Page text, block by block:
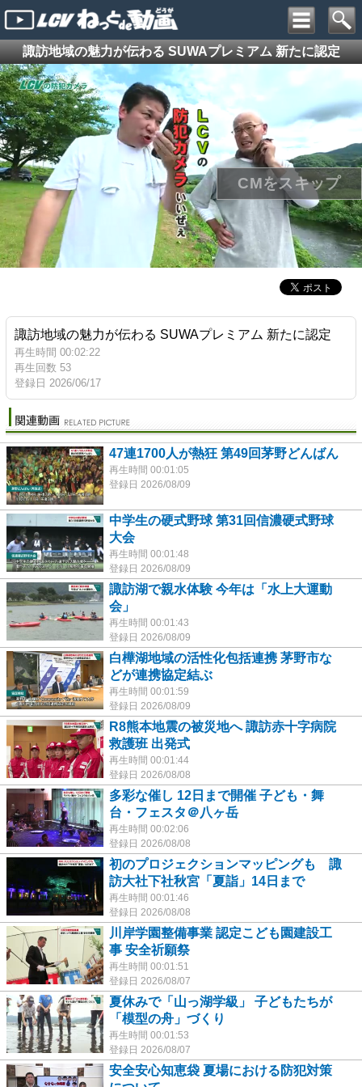
諏訪地域の魅力が伝わる SUWAプレミアム 新たに認定
諏訪地域の魅力が伝わる SUWAプレミアム 新たに認定
再生時間 00:02:22
再生回数 53
登録日 2026/06/17
47連1700人が熱狂 第49回茅野どんばん
再生時間 00:01:05
登録日 2026/08/09
中学生の硬式野球 第31回信濃硬式野球
大会
再生時間 00:01:48
登録日 2026/08/09
諏訪湖で親水体験 今年は「水上大運動
会」
再生時間 00:01:43
登録日 2026/08/09
白樺湖地域の活性化包括連携 茅野市な
どが連携協定結ぶ
再生時間 00:01:59
登録日 2026/08/09
R8熊本地震の被災地へ 諏訪赤十字病院
救護班 出発式
再生時間 00:01:44
登録日 2026/08/08
多彩な催し 12日まで開催 子ども・舞
台・フェスタ＠八ヶ岳
再生時間 00:02:06
登録日 2026/08/08
初のプロジェクションマッピングも 諏
訪大社下社秋宮「夏詣」14日まで
再生時間 00:01:46
登録日 2026/08/08
川岸学園整備事業 認定こども園建設工
事 安全祈願祭
再生時間 00:01:51
登録日 2026/08/07
夏休みで「山っ湖学級」 子どもたちが
「模型の舟」づくり
再生時間 00:01:53
登録日 2026/08/07
安全安心知恵袋 夏場における防犯対策